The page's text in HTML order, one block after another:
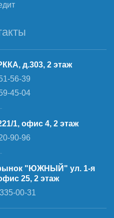
д.303, 2 этаж
56-39
45-04
1, офис 4, 2 этаж
90-96
"ЮЖНЫЙ" ул. 1-я
25, 2 этаж
00-31